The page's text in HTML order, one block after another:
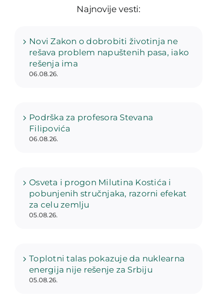
Najnovije vesti:
Novi Zakon o dobrobiti životinja ne
rešava problem napuštenih pasa, iako
rešenja ima
06.08.26.
Podrška za profesora Stevana
Filipovića
06.08.26.
Osveta i progon Milutina Kostića i
pobunjenih stručnjaka, razorni efekat
za celu zemlju
05.08.26.
Toplotni talas pokazuje da nuklearna
energija nije rešenje za Srbiju
05.08.26.